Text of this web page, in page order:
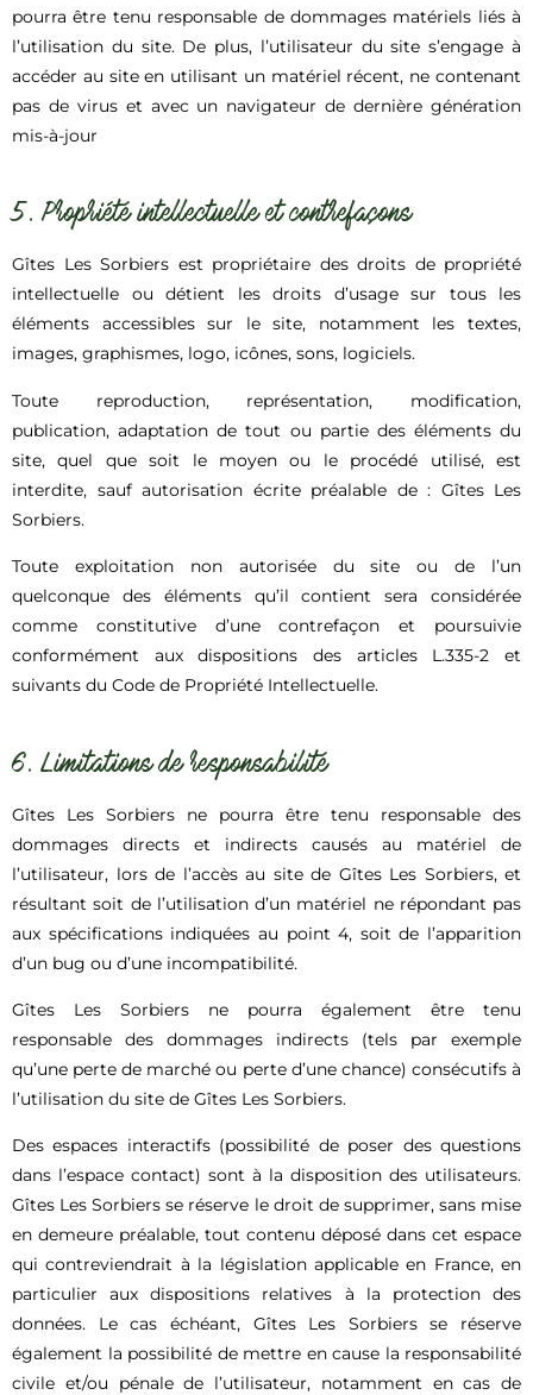
pourra être tenu responsable de dommages matériels liés à
l’utilisation du site. De plus, l’utilisateur du site s’engage à
accéder au site en utilisant un matériel récent, ne contenant
pas de virus et avec un navigateur de dernière génération
mis-à-jour
5. Propriété intellectuelle et contrefaçons
Gîtes Les Sorbiers est propriétaire des droits de propriété
intellectuelle ou détient les droits d’usage sur tous les
éléments accessibles sur le site, notamment les textes,
images, graphismes, logo, icônes, sons, logiciels.
Toute reproduction, représentation, modification,
publication, adaptation de tout ou partie des éléments du
site, quel que soit le moyen ou le procédé utilisé, est
interdite, sauf autorisation écrite préalable de : Gîtes Les
Sorbiers.
Toute exploitation non autorisée du site ou de l’un
quelconque des éléments qu’il contient sera considérée
comme constitutive d’une contrefaçon et poursuivie
conformément aux dispositions des articles L.335-2 et
suivants du Code de Propriété Intellectuelle.
6. Limitations de responsabilité
Gîtes Les Sorbiers ne pourra être tenu responsable des
dommages directs et indirects causés au matériel de
l’utilisateur, lors de l’accès au site de Gîtes Les Sorbiers, et
résultant soit de l’utilisation d’un matériel ne répondant pas
aux spécifications indiquées au point 4, soit de l’apparition
d’un bug ou d’une incompatibilité.
Gîtes Les Sorbiers ne pourra également être tenu
responsable des dommages indirects (tels par exemple
qu’une perte de marché ou perte d’une chance) consécutifs à
l’utilisation du site de Gîtes Les Sorbiers.
Des espaces interactifs (possibilité de poser des questions
dans l’espace contact) sont à la disposition des utilisateurs.
Gîtes Les Sorbiers se réserve le droit de supprimer, sans mise
en demeure préalable, tout contenu déposé dans cet espace
qui contreviendrait à la législation applicable en France, en
particulier aux dispositions relatives à la protection des
données. Le cas échéant, Gîtes Les Sorbiers se réserve
également la possibilité de mettre en cause la responsabilité
civile et/ou pénale de l’utilisateur, notamment en cas de